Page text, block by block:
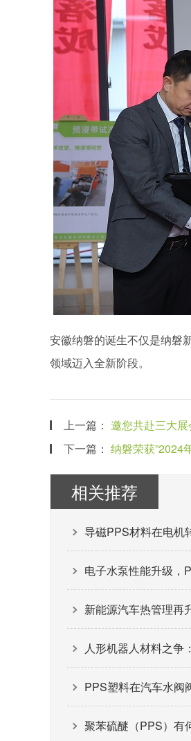
安徽纳磐的诞生不仅是纳磐
领域迈入全新阶段。
上一篇： 邀您共赴三大
下一篇： 纳磐荣获”2024
相关推荐
导磁PPS材料在电机
电子水泵性能升级，
新能源汽车热管理再
人形机器人材料之争
PPS塑料在汽车水阀
聚苯硫醚（PPS）有